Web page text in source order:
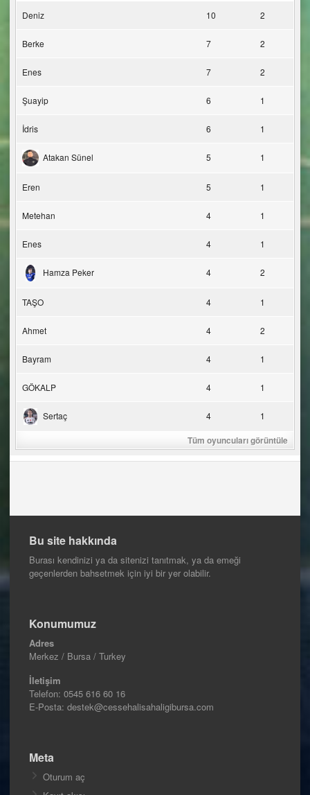
Deniz 10 2
Berke 7 2
Enes 7 2
Şuayip 6 1
İdris 6 1
Atakan Sünel 5 1
Eren 5 1
Metehan 4 1
Enes 4 1
Hamza Peker 4 2
TAŞO 4 1
Ahmet 4 2
Bayram 4 1
GÖKALP 4 1
Sertaç 4 1
Tüm oyuncuları görüntüle
Bu site hakkında
Burası kendinizi ya da sitenizi tanıtmak, ya da emeği
geçenlerden bahsetmek için iyi bir yer olabilir.
Konumumuz
Adres
Merkez / Bursa / Turkey
İletişim
Telefon: 0545 616 60 16
E-Posta: destek@cessehalisahaligibursa.com
Meta
Oturum aç